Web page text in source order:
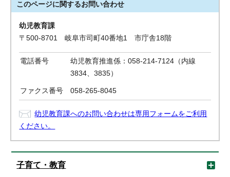
このページに関するお問い合わせ
幼児教育課
〒500-8701 岐阜市司町40番地1 市庁舎18階
電話番号
幼児教育推進係：058-214-7124（内線
3834、3835）
ファクス番号 058-265-8045
幼児教育課へのお問い合わせは専用フォームをご利用
ください。
子育て・教育